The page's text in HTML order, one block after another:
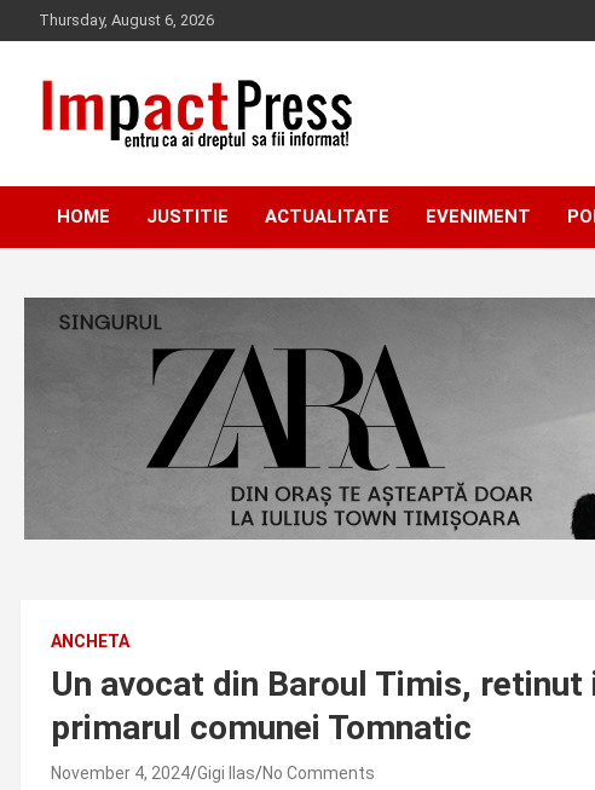
to
Thursday, August 6, 2026
IMPACTPRESS
HOME JUSTITIE ACTUALITATE EVENIMENT
ANCHETA
Un avocat din Baroul Timis,
primarul comunei Tomnatic
November 4, 2024 Gigi Ilas No Comments